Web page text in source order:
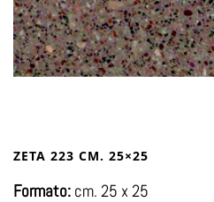
ZETA 223 CM. 25×25
Formato: cm. 25 x 25